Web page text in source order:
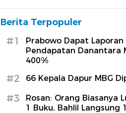
Berita Terpopuler
#1
Prabowo Dapat Laporan
Pendapatan Danantara
400%
#2 66 Kepala Dapur MBG
#3
Rosan: Orang Biasanya
1 Buku, Bahlil Langsung